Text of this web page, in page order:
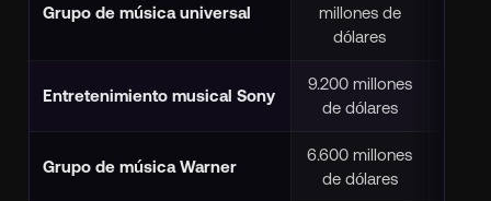
Grupo de música universal
millones de
dólares
Entretenimiento musical Sony
9.200 millones
de dólares
Grupo de música Warner
6.600 millones
de dólares